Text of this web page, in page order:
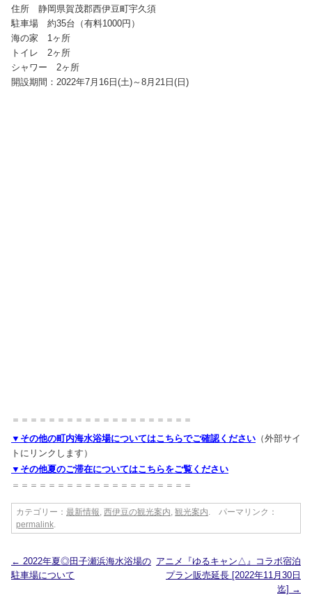
住所 静岡県賀茂郡西伊豆町宇久須
駐車場 約35台（有料1000円）
海の家 1ヶ所
トイレ 2ヶ所
シャワー 2ヶ所
開設期間：2022年7月16日(土)～8月21日(日)
＝＝＝＝＝＝＝＝＝＝＝＝＝＝＝＝＝＝＝＝
▼その他の町内海水浴場についてはこちらでご確認ください （外部サイ
トにリンクします）
▼その他夏のご滞在についてはこちらをご覧ください
＝＝＝＝＝＝＝＝＝＝＝＝＝＝＝＝＝＝＝＝
カテゴリー： 最新情報, 西伊豆の観光案内, 観光案内. パーマリンク：
permalink.
← 2022年夏◎田子瀬浜海水浴場の
駐車場について
アニメ『ゆるキャン△』コラボ宿泊
プラン販売延長 [2022年11月30日
迄] →